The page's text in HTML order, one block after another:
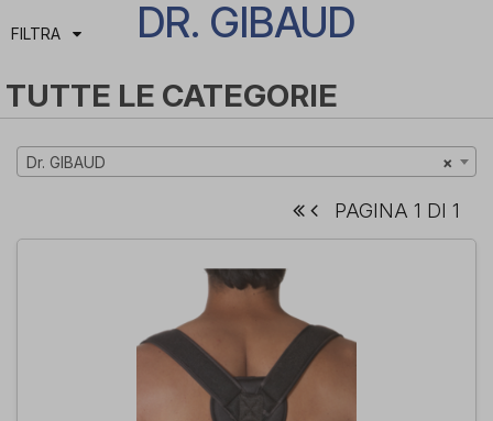
FILTRA DR. GIBAUD
TUTTE LE CATEGORIE
×
Dr. GIBAUD
PAGINA 1 DI 1